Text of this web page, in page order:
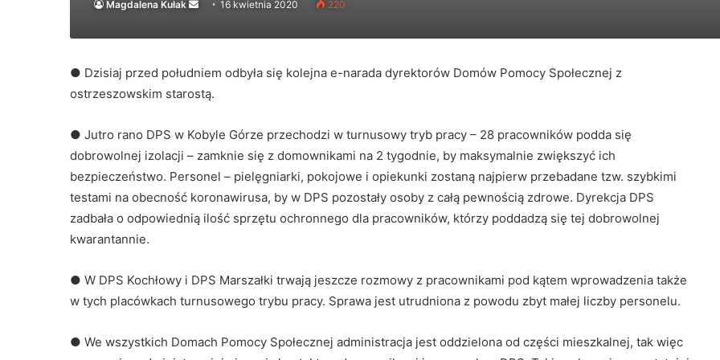
Magdalena Kułak
Send
email
16 kwietnia 2020 220
● Dzisiaj przed południem odbyła się kolejna e-narada dyrektorów Domów Pomocy Społecznej z
ostrzeszowskim starostą.
● Jutro rano DPS w Kobyle Górze przechodzi w turnusowy tryb pracy – 28 pracowników podda się
dobrowolnej izolacji – zamknie się z domownikami na 2 tygodnie, by maksymalnie zwiększyć ich
bezpieczeństwo. Personel – pielęgniarki, pokojowe i opiekunki zostaną najpierw przebadane tzw. szybkimi
testami na obecność koronawirusa, by w DPS pozostały osoby z całą pewnością zdrowe. Dyrekcja DPS
zadbała o odpowiednią ilość sprzętu ochronnego dla pracowników, którzy poddadzą się tej dobrowolnej
kwarantannie.
● W DPS Kochłowy i DPS Marszałki trwają jeszcze rozmowy z pracownikami pod kątem wprowadzenia także
w tych placówkach turnusowego trybu pracy. Sprawa jest utrudniona z powodu zbyt małej liczby personelu.
● We wszystkich Domach Pomocy Społecznej administracja jest oddzielona od części mieszkalnej, tak więc